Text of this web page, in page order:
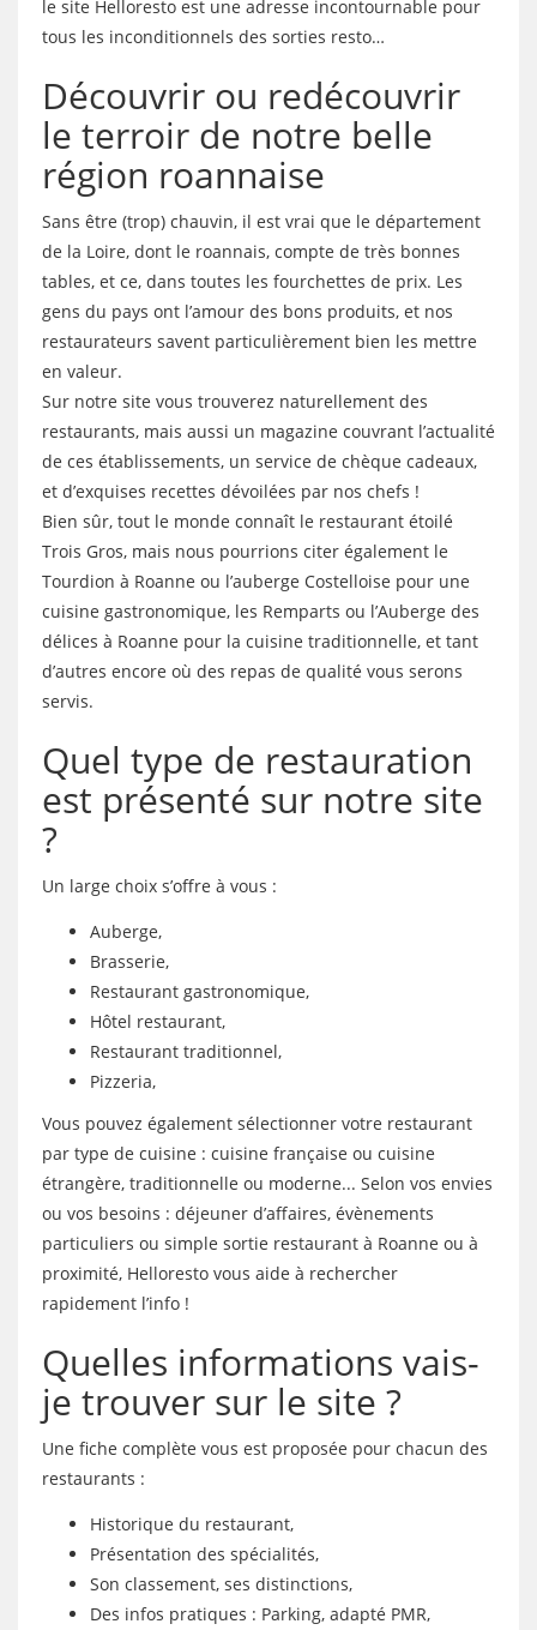
le site Helloresto est une adresse incontournable pour
tous les inconditionnels des sorties resto…
Découvrir ou redécouvrir
le terroir de notre belle
région roannaise
Sans être (trop) chauvin, il est vrai que le département
de la Loire, dont le roannais, compte de très bonnes
tables, et ce, dans toutes les fourchettes de prix. Les
gens du pays ont l’amour des bons produits, et nos
restaurateurs savent particulièrement bien les mettre
en valeur.
Sur notre site vous trouverez naturellement des
restaurants, mais aussi un magazine couvrant l’actualité
de ces établissements, un service de chèque cadeaux,
et d’exquises recettes dévoilées par nos chefs !
Bien sûr, tout le monde connaît le restaurant étoilé
Trois Gros, mais nous pourrions citer également le
Tourdion à Roanne ou l’auberge Costelloise pour une
cuisine gastronomique, les Remparts ou l’Auberge des
délices à Roanne pour la cuisine traditionnelle, et tant
d’autres encore où des repas de qualité vous serons
servis.
Quel type de restauration
est présenté sur notre site
?
Un large choix s’offre à vous :
Auberge,
Brasserie,
Restaurant gastronomique,
Hôtel restaurant,
Restaurant traditionnel,
Pizzeria,
Vous pouvez également sélectionner votre restaurant
par type de cuisine : cuisine française ou cuisine
étrangère, traditionnelle ou moderne... Selon vos envies
ou vos besoins : déjeuner d’affaires, évènements
particuliers ou simple sortie restaurant à Roanne ou à
proximité, Helloresto vous aide à rechercher
rapidement l’info !
Quelles informations vais-
je trouver sur le site ?
Une fiche complète vous est proposée pour chacun des
restaurants :
Historique du restaurant,
Présentation des spécialités,
Son classement, ses distinctions,
Des infos pratiques : Parking, adapté PMR,